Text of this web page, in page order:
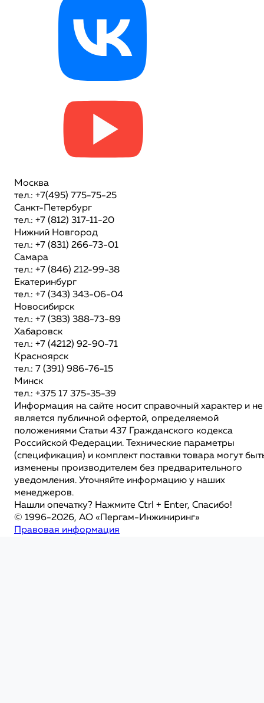
Москва
тел.: +7(495) 775-75-25
Санкт-Петербург
тел.: +7 (812) 317-11-20
Нижний Новгород
тел.: +7 (831) 266-73-01
Самара
тел.: +7 (846) 212-99-38
Екатеринбург
тел.: +7 (343) 343-06-04
Новосибирск
тел.: +7 (383) 388-73-89
Хабаровск
тел.: +7 (4212) 92-90-71
Красноярск
тел.: 7 (391) 986-76-15
Минск
тел.: +375 17 375-35-39
Информация на сайте носит справочный характер и не
является публичной офертой, определяемой
положениями Статьи 437 Гражданского кодекса
Российской Федерации. Технические параметры
(спецификация) и комплект поставки товара могут
изменены производителем без предварительного
уведомления. Уточняйте информацию у наших
менеджеров.
Нашли опечатку? Нажмите Ctrl + Enter, Спасибо!
© 1996-2026, АО «Пергам-Инжиниринг»
Правовая информация